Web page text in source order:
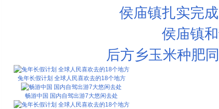
侯庙镇扎实完
侯庙镇
后方乡玉米种肥
兔年长假计划 全球人民喜欢去的18个地方
畅游中国 国内自驾出游7大悠闲去处